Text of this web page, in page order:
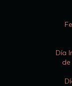
Día